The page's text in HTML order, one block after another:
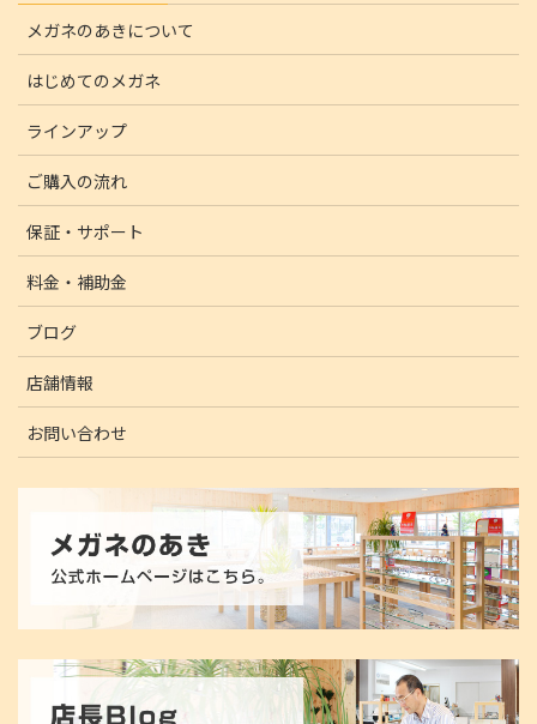
メガネのあきについて
はじめてのメガネ
ラインアップ
ご購入の流れ
保証・サポート
料金・補助金
ブログ
店舗情報
お問い合わせ